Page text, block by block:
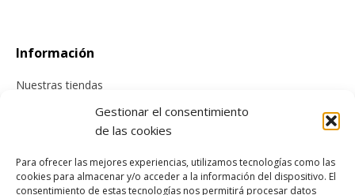
Gestionar el consentimiento
de las cookies
Para ofrecer las mejores experiencias, utilizamos tecnologías como las
cookies para almacenar y/o acceder a la información del dispositivo. El
consentimiento de estas tecnologías nos permitirá procesar datos
Información
Nuestras tiendas
Tienda online
Información sobre envíos